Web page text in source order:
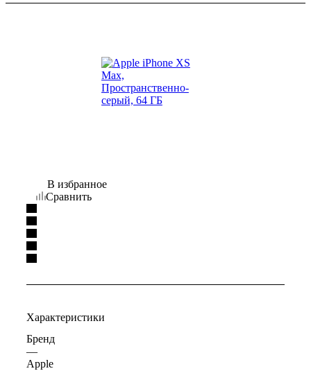
В избранное
Сравнить
Характеристики
Бренд
—
Apple